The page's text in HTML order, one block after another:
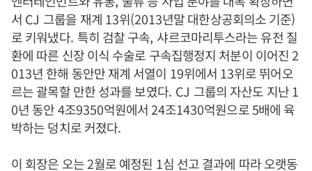
서 CJ 그룹을 재계 13위(2013년말 대한상공회의소 기준)
로 키워냈다. 특히 검찰 구속, 샤르코마리투스라는 유전 질
환에 따른 신장 이식 수술로 구속집행정지 처분이 이어진 2
013년 한해 동안만 재계 서열이 19위에서 13위로 뛰어오
르는 괄목할 만한 성과를 보였다. CJ 그룹의 자산도 지난1
0년 동안4조9350억원에서 24조1430억원으로 5배에 육
박하는 덩치로 커졌다.
이 회장은 오는2월로 예정된 1심 선고 결과에 따라 오랫동